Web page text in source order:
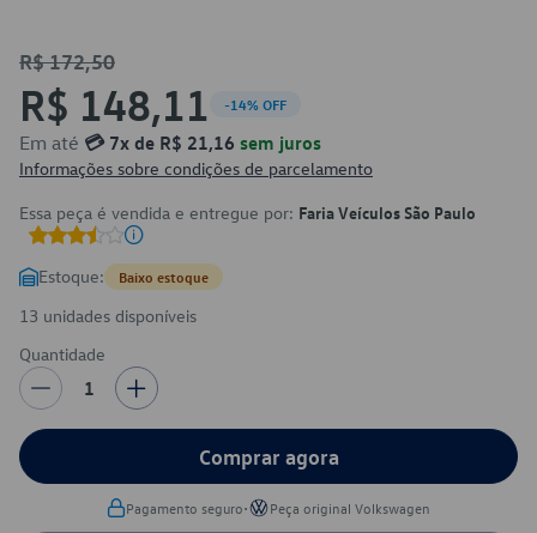
R$ 172,50
R$ 148,11 -14% OFF
Em até 💳 7x de R$ 21,16 sem juros
Informações sobre condições de parcelamento
Essa peça é vendida e entregue por: Faria Veículos São Paulo
Estoque: Baixo estoque
13 unidades disponíveis
Quantidade
1
Comprar agora
Pagamento seguro• Peça original Volkswagen